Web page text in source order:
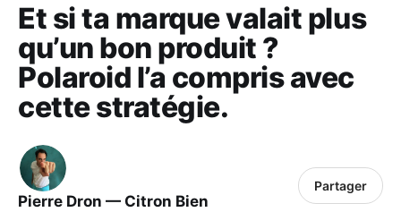
Et si ta marque valait plus
qu’un bon produit ?
Polaroid l’a compris avec
cette stratégie.
Pierre Dron — Citron Bien
Partager